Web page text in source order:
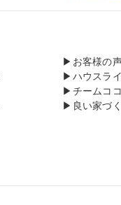
お客様の
ハウスラ
チームコ
良い家づ